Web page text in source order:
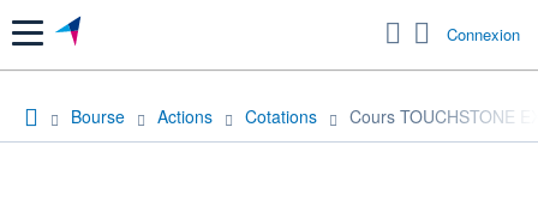
Menu Connexion
Bourse Actions Cotations Cours TOUCHSTONE